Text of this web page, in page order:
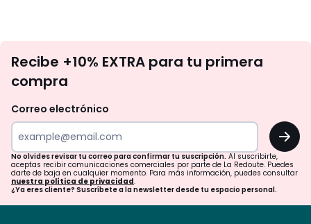
te
tu
para
confirmar
tu
suscripción.
Recibe +10% EXTRA para tu primera
compra
Correo electrónico
OK
No olvides revisar tu correo para confirmar tu suscripción. Al suscribirte,
aceptas recibir comunicaciones comerciales por parte de La Redoute. Puedes
darte de baja en cualquier momento. Para más información, puedes consultar
nuestra política de privacidad.
¿Ya eres cliente? Suscríbete a la newsletter desde tu espacio personal.